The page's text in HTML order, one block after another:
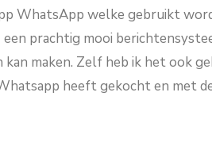
WhatsApp welke gebruikt
prachtig mooi
maken. Zelf heb ik het ook
heeft gekocht en met